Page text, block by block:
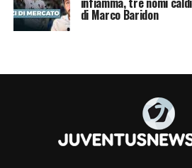
di Marco Baridon